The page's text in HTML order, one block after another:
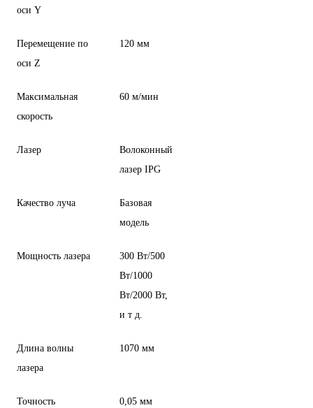
оси Y
Перемещение по
оси Z
120 мм
Максимальная
скорость
60 м/мин
Лазер
Волоконный
лазер IPG
Качество луча
Базовая
модель
Мощность лазера
300 Вт/500
Вт/1000
Вт/2000 Вт,
и т д.
Длина волны
лазера
1070 мм
Точность
0,05 мм